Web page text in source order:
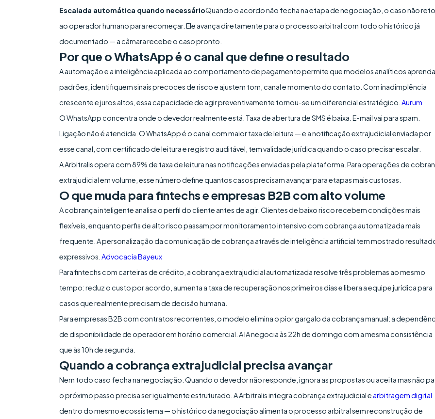
Escalada automática quando necessárioQuando o acordo não fecha na etapa de negociação, o caso não
ao operador humano para recomeçar. Ele avança diretamente para o processo arbitral com todo o histórico já
documentado — a câmara recebe o caso pronto.
Por que o WhatsApp é o canal que define o resultado
A automação e a inteligência aplicada ao comportamento de pagamento permite que modelos analíticos
padrões, identifiquem sinais precoces de risco e ajustem tom, canal e momento do contato. Com inadimplência
crescente e juros altos, essa capacidade de agir preventivamente tornou-se um diferencial estratégico. Aurum
O WhatsApp concentra onde o devedor realmente está. Taxa de abertura de SMS é baixa. E-mail vai para spam.
Ligação não é atendida. O WhatsApp é o canal com maior taxa de leitura — e a notificação extrajudicial enviada por
esse canal, com certificado de leitura e registro auditável, tem validade jurídica quando o caso precisar escalar.
A Arbitralis opera com 89% de taxa de leitura nas notificações enviadas pela plataforma. Para operações de
extrajudicial em volume, esse número define quantos casos precisam avançar para etapas mais custosas.
O que muda para fintechs e empresas B2B com alto volume
A cobrança inteligente analisa o perfil do cliente antes de agir. Clientes de baixo risco recebem condições mais
flexíveis, enquanto perfis de alto risco passam por monitoramento intensivo com cobrança automatizada mais
frequente. A personalização da comunicação de cobrança através de inteligência artificial tem mostrado
expressivos. Advocacia Bayeux
Para fintechs com carteiras de crédito, a cobrança extrajudicial automatizada resolve três problemas ao mesmo
tempo: reduz o custo por acordo, aumenta a taxa de recuperação nos primeiros dias e libera a equipe jurídica para
casos que realmente precisam de decisão humana.
Para empresas B2B com contratos recorrentes, o modelo elimina o pior gargalo da cobrança manual: a
de disponibilidade de operador em horário comercial. A IA negocia às 22h de domingo com a mesma consistência
que às 10h de segunda.
Quando a cobrança extrajudicial precisa avançar
Nem todo caso fecha na negociação. Quando o devedor não responde, ignora as propostas ou aceita mas não
o próximo passo precisa ser igualmente estruturado. A Arbitralis integra cobrança extrajudicial e arbitragem digital
dentro do mesmo ecossistema — o histórico da negociação alimenta o processo arbitral sem reconstrução de